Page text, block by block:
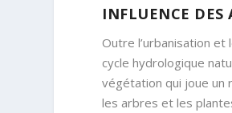
INFLUENCE DES
Outre l’urbanisation
cycle hydrologique
végétation qui joue un
les arbres et les